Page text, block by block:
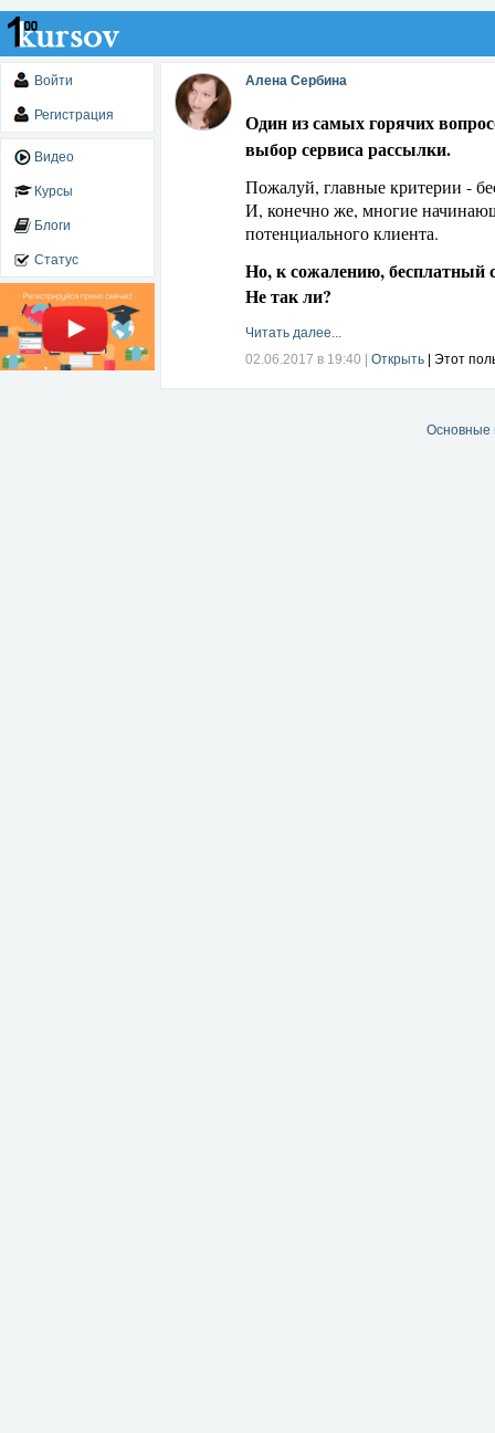
Войти
Регистрация
Видео
Курсы
Блоги
Статус
Алена Сербина
Один из самых горячих
выбор сервиса рассылки.
Пожалуй, главные критерии -
И, конечно же, многие
потенциального клиента.
Но, к сожалению,
Не так ли?
Читать далее...
02.06.2017 в 19:40
Открыть | Этот
Основные